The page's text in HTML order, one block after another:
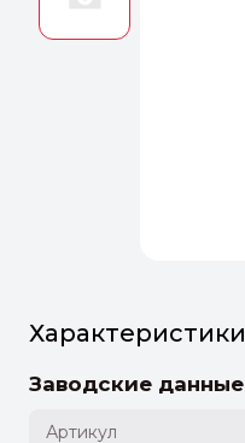
Характеристики
Заводские данные
Артикул